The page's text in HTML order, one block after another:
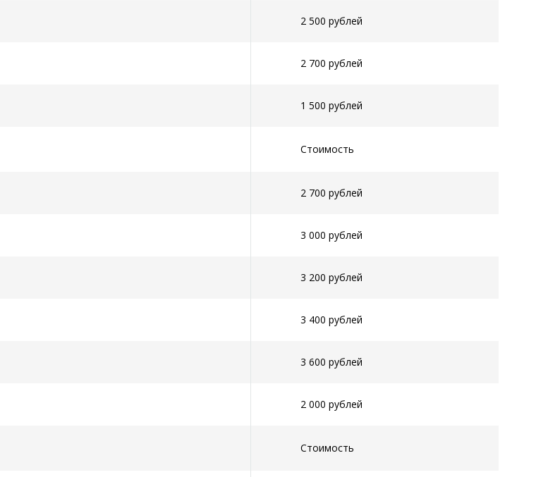
2 500 рублей
2 700 рублей
1 500 рублей
Стоимость
2 700 рублей
3 000 рублей
3 200 рублей
3 400 рублей
3 600 рублей
2 000 рублей
Стоимость